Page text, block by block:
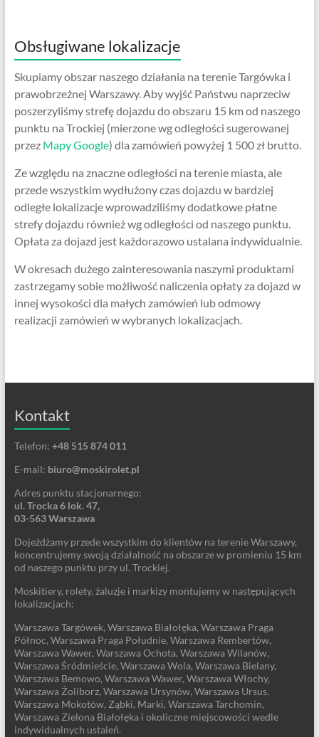
Obsługiwane lokalizacje
Skupiamy obszar naszego działania na terenie Targówka i
prawobrzeżnej Warszawy. Aby wyjść Państwu naprzeciw
poszerzyliśmy strefę dojazdu do obszaru 15 km od naszego
punktu na Trockiej (mierzone wg odległości sugerowanej
przez Mapy Google) dla zamówień powyżej 1 500 zł brutto.
Ze względu na znaczne odległości na terenie miasta, ale
przede wszystkim wydłużony czas dojazdu w bardziej
odległe lokalizacje wprowadziliśmy dodatkowe płatne
strefy dojazdu również wg odległości od naszego punktu.
Opłata za dojazd jest każdorazowo ustalana indywidualnie.
W okresach dużego zainteresowania naszymi produktami
zastrzegamy sobie możliwość naliczenia opłaty za dojazd w
innej wysokości dla małych zamówień lub odmowy
realizacji zamówień w wybranych lokalizacjach.
Kontakt
Telefon: +48 515 874 011
E-mail: biuro@moskirolet.pl
Adres punktu stacjonarnego:
ul. Trocka 6 lok. 47,
03-563 Warszawa
Dojeżdżamy przede wszystkim do klientów na terenie Warszawy,
koncentrujemy swoją działalność na obszarze w promieniu 15 km
od naszego punktu przy ul. Trockiej.
Moskitiery, rolety, żaluzje i markizy montujemy w następujących
lokalizacjach:
Warszawa Targówek, Warszawa Białołęka, Warszawa Praga
Północ, Warszawa Praga Południe, Warszawa Rembertów,
Warszawa Wawer, Warszawa Ochota, Warszawa Wilanów,
Warszawa Śródmieście, Warszawa Wola, Warszawa Bielany,
Warszawa Bemowo, Warszawa Wawer, Warszawa Włochy,
Warszawa Żoliborz, Warszawa Ursynów, Warszawa Ursus,
Warszawa Mokotów, Ząbki, Marki, Warszawa Tarchomin,
Warszawa Zielona Białołęka i okoliczne miejscowości wedle
indywidualnych ustaleń.